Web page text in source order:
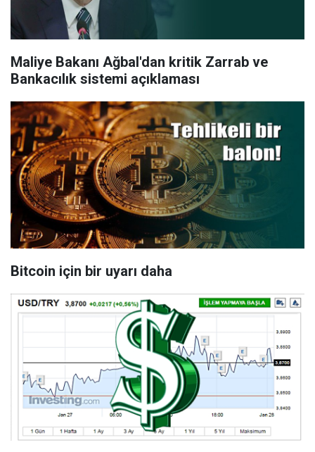
Maliye Bakanı Ağbal'dan kritik Zarrab ve
Bankacılık sistemi açıklaması
Bitcoin için bir uyarı daha